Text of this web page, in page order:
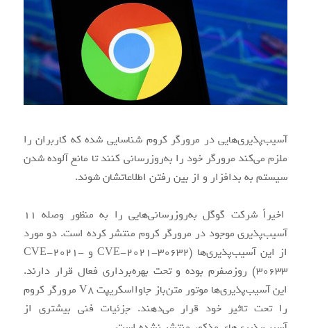
دانلود شده
آلوده از
نامعتبر یا کلیک
روی لینک‌های
مخرب، از طریق
آنتی‌ویروس و
مرورگر، باعث
آلوده شدن
سیستم‌ها به
بدافزارها
آسیب‌پذیری‌هایی در مرورگر کروم شناسایی شده که کاربران را
ملزم می‌کند مرورگر خود را به‌روزرسانی کنند تا مانع آلوده شدن
سیستم به بدافزار و از بین رفتن اطلاعاتشان شوند.
اخیراً شرکت گوگل به‌روزرسانی‌هایی را به منظور وصله ۱۱
آسیب‌پذیری موجود در مرورگر کروم منتشر کرده است. دو مورد
از این آسیب‌پذیری‌ها (CVE-2021-30632 و CVE-2021-
30633) روزصفرم بوده و تحت بهره‌برداری فعال قرار دارند.
این آسیب‌پذیری‌ها موتور متن‌باز جاوااسکریپت V8 مرورگر کروم
را تحت تاثیر خود قرار می‌دهند. جزئیات فنی بیشتری از